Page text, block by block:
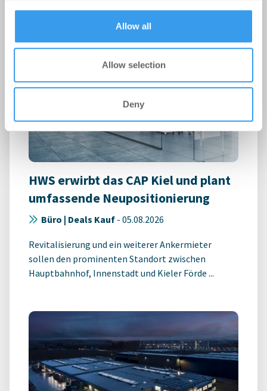
Allow all
Allow selection
Deny
HWS erwirbt das CAP Kiel und plant
umfassende Neupositionierung
Büro | Deals Kauf - 05.08.2026
Revitalisierung und ein weiterer Ankermieter
sollen den prominenten Standort zwischen
Hauptbahnhof, Innenstadt und Kieler Förde ...